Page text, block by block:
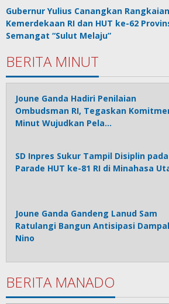
Gubernur Yulius Canangkan
Kemerdekaan RI dan HUT ke-62
Semangat “Sulut Melaju”
BERITA MINUT
Joune Ganda Hadiri Penilaian
Ombudsman RI, Tegaskan
Minut Wujudkan Pela…
SD Inpres Sukur Tampil Disiplin pada
Parade HUT ke-81 RI di Minahasa
Joune Ganda Gandeng Lanud Sam
Ratulangi Bangun Antisipasi
Nino
BERITA MANADO